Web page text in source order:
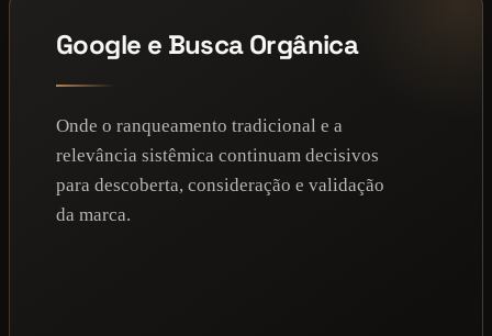
Google e Busca Orgânica
Onde o ranqueamento tradicional e a
relevância sistêmica continuam decisivos
para descoberta, consideração e validação
da marca.